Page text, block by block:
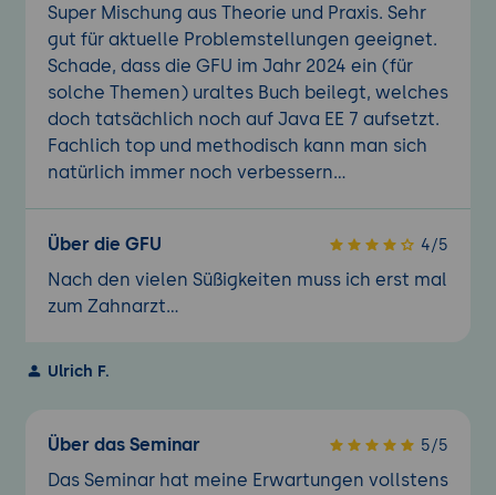
Super Mischung aus Theorie und Praxis. Sehr
gut für aktuelle Problemstellungen geeignet.
Schade, dass die GFU im Jahr 2024 ein (für
solche Themen) uraltes Buch beilegt, welches
doch tatsächlich noch auf Java EE 7 aufsetzt.
Fachlich top und methodisch kann man sich
natürlich immer noch verbessern...
Über die GFU 4/5
Nach den vielen Süßigkeiten muss ich erst mal
zum Zahnarzt...
Ulrich F.
Über das Seminar 5/5
Das Seminar hat meine Erwartungen vollstens